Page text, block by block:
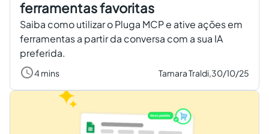
ferramentas favoritas
Saiba como utilizar o Pluga MCP e ative ações em
ferramentas a partir da conversa com a sua IA
preferida.
4 mins Tamara Traldi,30/10/25